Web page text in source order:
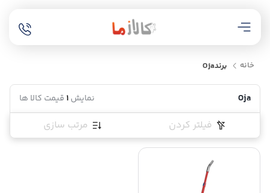
خانه برندOja
Oja نمایش1قیمت کالا ها
فیلتر کردن مرتب سازی